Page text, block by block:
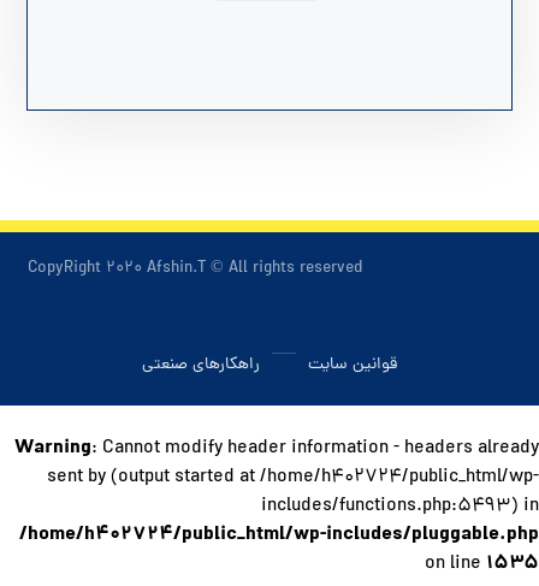
CopyRight ۲۰۲۰ Afshin.T © All rights reserved
قوانین سایت راهکارهای صنعتی
Warning: Cannot modify header information - headers already
sent by (output started at /home/h۴۰۲۷۲۴/public_html/wp-
includes/functions.php:۵۴۹۳) in
/home/h۴۰۲۷۲۴/public_html/wp-includes/pluggable.php
on line ۱۵۳۵